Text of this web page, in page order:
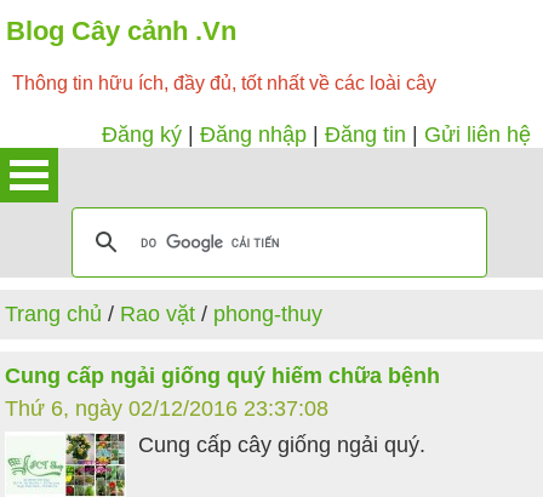
Blog Cây cảnh .Vn
Thông tin hữu ích, đầy đủ, tốt nhất về các loài cây
Đăng ký Đăng nhập Đăng tin Gửi liên hệ
Trang chủ / Rao vặt / phong-thuy
Cung cấp ngải giống quý hiếm chữa bệnh
Thứ 6, ngày 02/12/2016 23:37:08
Cung cấp cây giống ngải quý.